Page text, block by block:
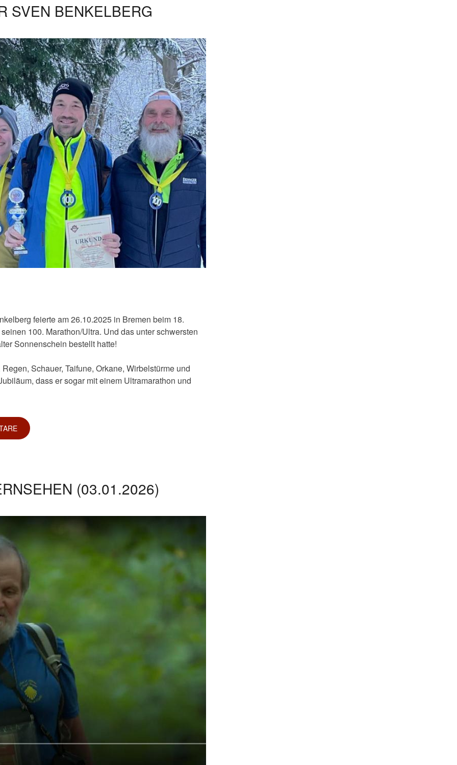
SVEN BENKELBERG
feierte am 26.10.2025 in Bremen beim 18.
100. Marathon/Ultra. Und das unter schwersten
Sonnenschein bestellt hatte!
Schauer, Taifune, Orkane, Wirbelstürme und
dass er sogar mit einem Ultramarathon und
(03.01.2026)